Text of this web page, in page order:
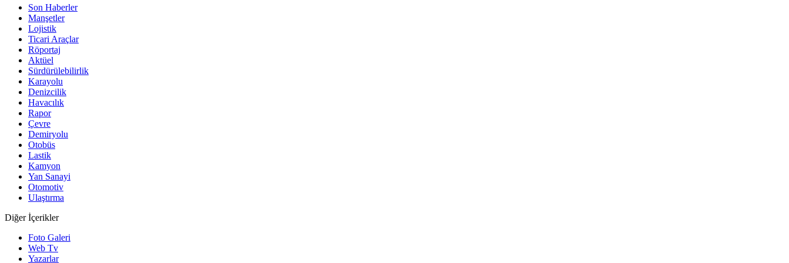
Son Haberler
Manşetler
Lojistik
Ticari Araçlar
Röportaj
Aktüel
Sürdürülebilirlik
Karayolu
Denizcilik
Havacılık
Rapor
Çevre
Demiryolu
Otobüs
Lastik
Kamyon
Yan Sanayi
Otomotiv
Ulaştırma
Diğer İçerikler
Foto Galeri
Web Tv
Yazarlar